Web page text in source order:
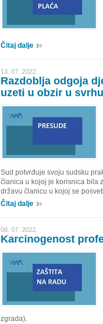
Čitaj dalje
13. 07. 2022.
Razdoblja odgoja
uzeti u obzir u
Sud potvrđuje svoju sudsku
članica u kojoj je korisnica bila
državu članicu u kojoj se
Čitaj dalje
08. 07. 2022.
Karcinogenost
zgrada).